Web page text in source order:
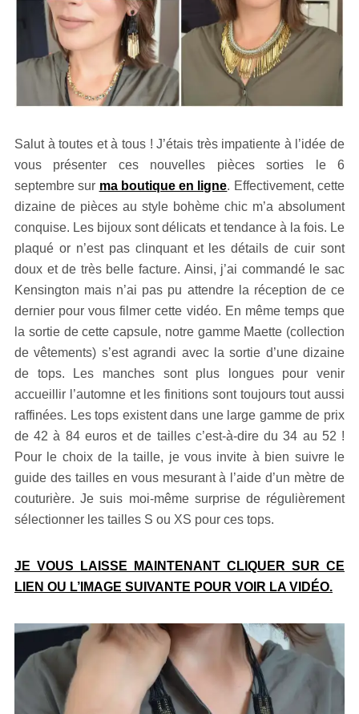
Salut à toutes et à tous ! J’étais très impatiente à l’idée de
vous présenter ces nouvelles pièces sorties le 6
septembre sur ma boutique en ligne. Effectivement, cette
dizaine de pièces au style bohème chic m’a absolument
conquise. Les bijoux sont délicats et tendance à la fois. Le
plaqué or n’est pas clinquant et les détails de cuir sont
doux et de très belle facture. Ainsi, j’ai commandé le sac
Kensington mais n’ai pas pu attendre la réception de ce
dernier pour vous filmer cette vidéo. En même temps que
la sortie de cette capsule, notre gamme Maette (collection
de vêtements) s’est agrandi avec la sortie d’une dizaine
de tops. Les manches sont plus longues pour venir
accueillir l’automne et les finitions sont toujours tout aussi
raffinées. Les tops existent dans une large gamme de prix
de 42 à 84 euros et de tailles c’est-à-dire du 34 au 52 !
Pour le choix de la taille, je vous invite à bien suivre le
guide des tailles en vous mesurant à l’aide d’un mètre de
couturière. Je suis moi-même surprise de régulièrement
sélectionner les tailles S ou XS pour ces tops.
JE VOUS LAISSE MAINTENANT CLIQUER SUR CE
LIEN OU L’IMAGE SUIVANTE POUR VOIR LA VIDÉO.